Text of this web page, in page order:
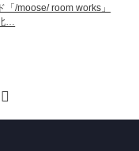
「/moose/ room works」
…